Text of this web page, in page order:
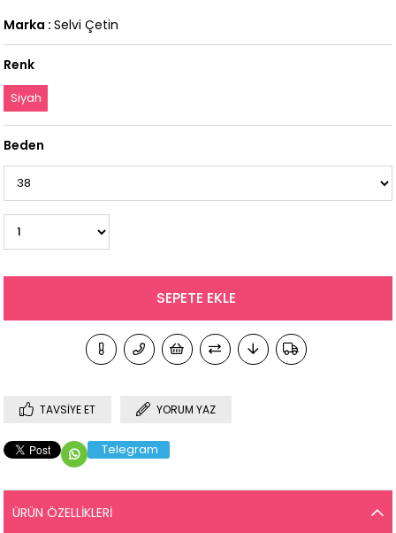
Marka : Selvi Çetin
Renk
Siyah
Beden
TAVSIYE ET YORUM YAZ
Telegram
ÜRÜN ÖZELLIKLERI